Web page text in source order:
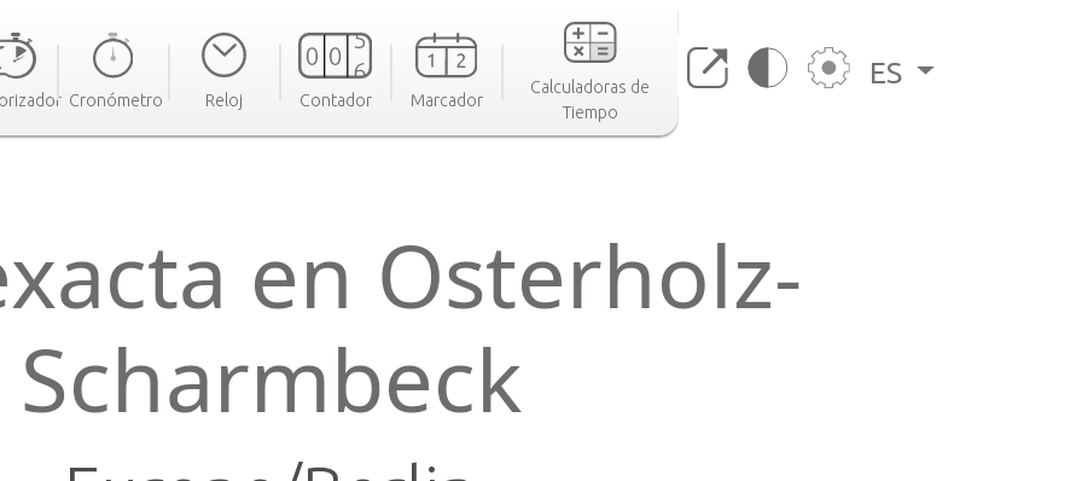
Cronómetro Reloj Contador Marcador
Calculadoras de
Tiempo
ES
en Osterholz-
Scharmbeck